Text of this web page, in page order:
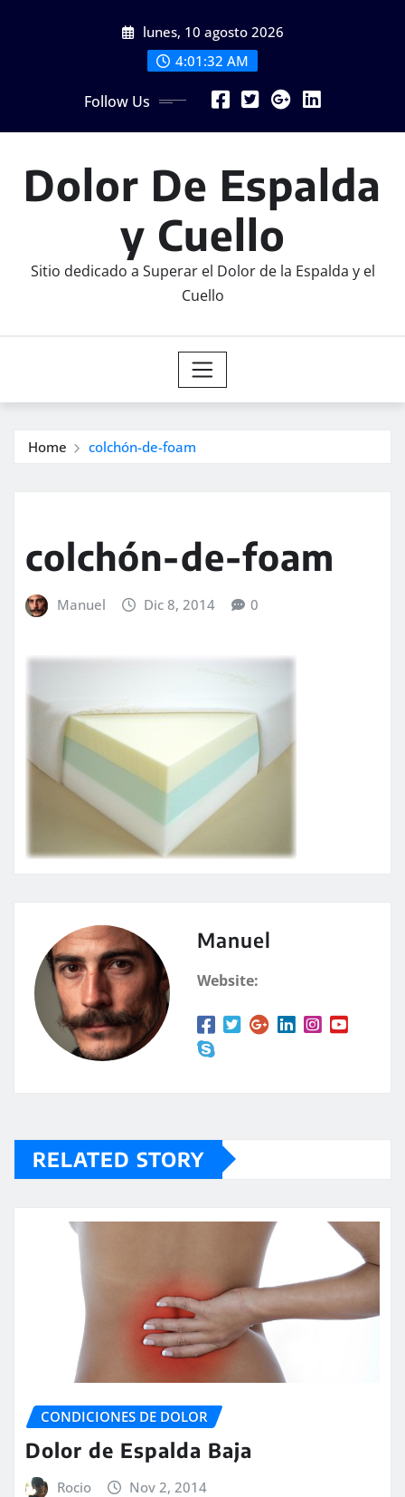
lunes, 10 agosto 2026
4:01:32 AM
Follow Us
Dolor De Espalda
y Cuello
Sitio dedicado a Superar el Dolor de la Espalda y el
Cuello
Home colchón-de-foam
colchón-de-foam
Manuel Dic 8, 2014 0
Manuel
Website:
RELATED STORY
CONDICIONES DE DOLOR
Dolor de Espalda Baja
Rocio Nov 2, 2014